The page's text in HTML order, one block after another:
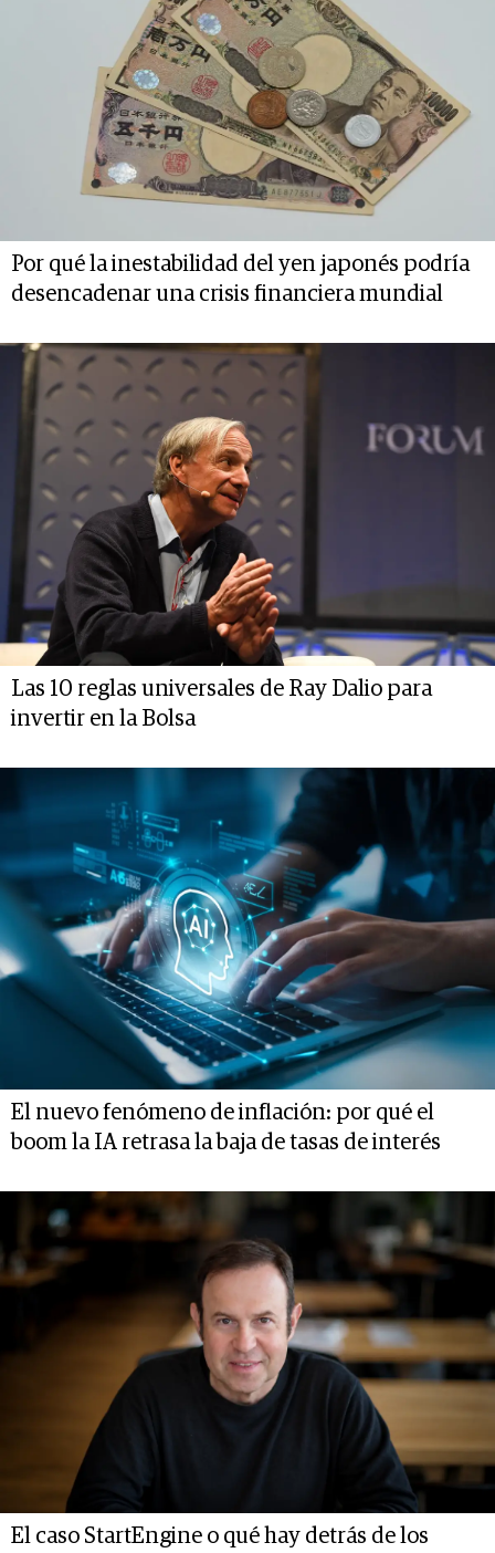
Por qué la inestabilidad del yen japonés podría
desencadenar una crisis financiera mundial
Las 10 reglas universales de Ray Dalio para
invertir en la Bolsa
El nuevo fenómeno de inflación: por qué el
boom la IA retrasa la baja de tasas de interés
El caso StartEngine o qué hay detrás de los